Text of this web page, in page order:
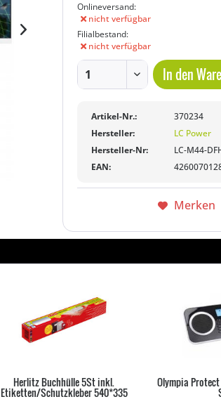
Onlineversand:
nicht verfügbar
Filialbestand:
nicht verfügbar
In den
Artikel-Nr.:
370234
Hersteller:
LC Power
Hersteller-Nr:
LC-M44-
EAN:
Merken
Herlitz Buchhülle 5St inkl.
Etiketten/Schutzkleber 540*335
Olympia Protect